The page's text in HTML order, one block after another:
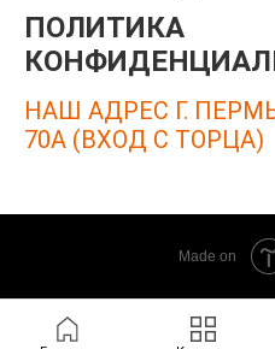
ПОЛИТИКА
НАШ АДРЕС Г.
70А (ВХОД С ТОРЦА)
Made on